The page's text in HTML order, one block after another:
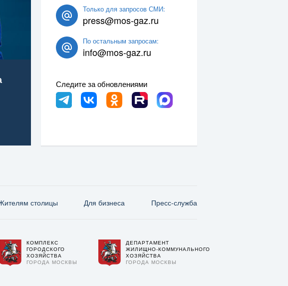
Только для запросов СМИ:
press@mos-gaz.ru
По остальным запросам:
info@mos-gaz.ru
Следите за обновлениями
столицы Для бизнеса Пресс-служба
КОМПЛЕКС
ГОРОДСКОГО
ХОЗЯЙСТВА
ГОРОДА МОСКВЫ
ДЕПАРТАМЕНТ
ЖИЛИЩНО-КОММУНАЛЬНОГО
ХОЗЯЙСТВА
ГОРОДА МОСКВЫ